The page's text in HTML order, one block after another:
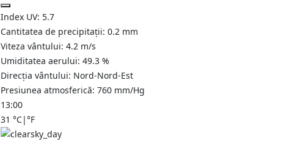
Index UV: 5.7
Cantitatea de precipitații: 0.2 mm
Viteza vântului: 4.2 m/s
Umiditatea aerului: 49.3 %
Direcția vântului: Nord-Nord-Est
Presiunea atmosferică: 760 mm/Hg
13:00
31 °C|°F